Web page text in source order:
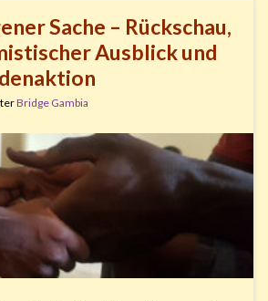
Sache – Rückschau,
Ausblick und
Bridge Gambia